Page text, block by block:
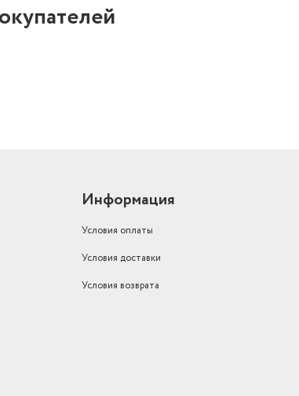
Информация
Условия оплаты
Условия доставки
Условия возврата